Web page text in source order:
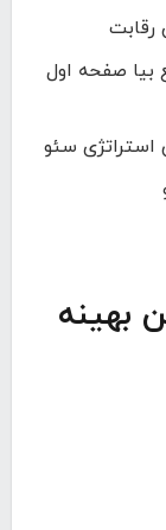
رقابت
بیا صفحه اول
استراتژی سئو
بهینه